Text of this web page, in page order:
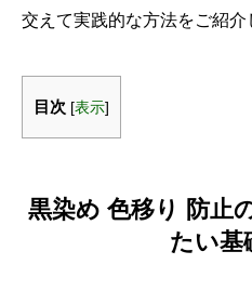
交えて実践的な方法をご紹介
目次 [表示]
黒染め 色移り 防止
たい基